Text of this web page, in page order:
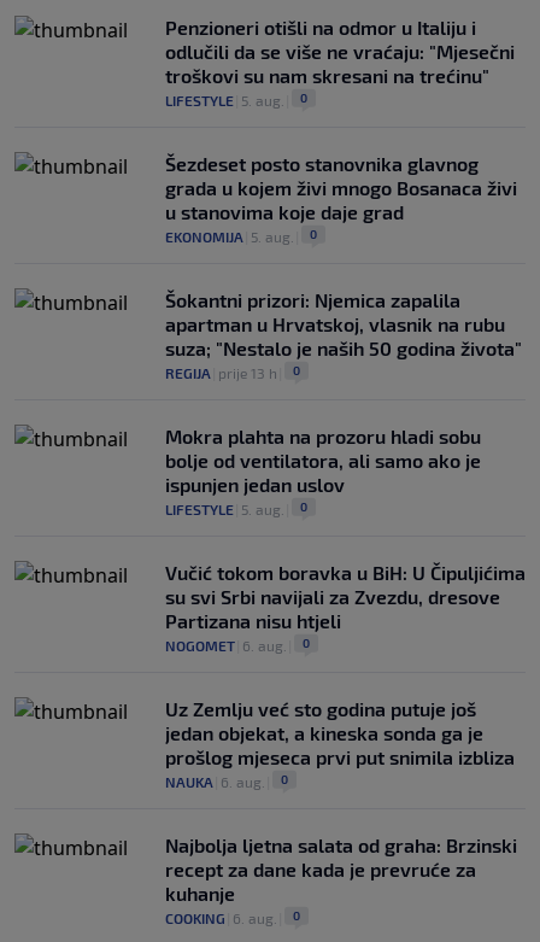
Penzioneri otišli na odmor u Italiju i
odlučili da se više ne vraćaju: "Mjesečni
troškovi su nam skresani na trećinu"
LIFESTYLE 5. aug. 0
Šezdeset posto stanovnika glavnog
grada u kojem živi mnogo Bosanaca živi
u stanovima koje daje grad
EKONOMIJA 5. aug. 0
Šokantni prizori: Njemica zapalila
apartman u Hrvatskoj, vlasnik na rubu
suza; "Nestalo je naših 50 godina života"
REGIJA prije 13 h 0
Mokra plahta na prozoru hladi sobu
bolje od ventilatora, ali samo ako je
ispunjen jedan uslov
LIFESTYLE 5. aug. 0
Vučić tokom boravka u BiH: U Čipuljićima
su svi Srbi navijali za Zvezdu, dresove
Partizana nisu htjeli
NOGOMET 6. aug. 0
Uz Zemlju već sto godina putuje još
jedan objekat, a kineska sonda ga je
prošlog mjeseca prvi put snimila izbliza
NAUKA 6. aug. 0
Najbolja ljetna salata od graha: Brzinski
recept za dane kada je prevruće za
kuhanje
COOKING 6. aug. 0